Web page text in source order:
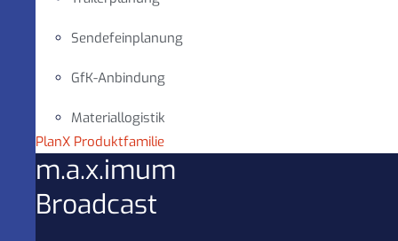
Sendefeinplanung
GfK-Anbindung
Materiallogistik
PlanX Produktfamilie
m.a.x.imum
Broadcast